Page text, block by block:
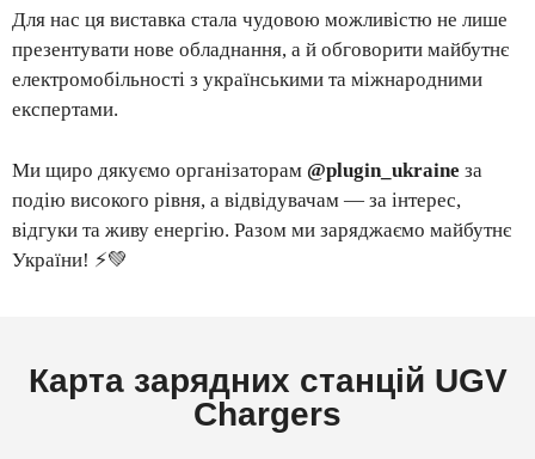
Для нас ця виставка стала чудовою можливістю не лише
презентувати нове обладнання, а й обговорити майбутнє
електромобільності з українськими та міжнародними
експертами.
Ми щиро дякуємо організаторам @plugin_ukraine за
подію високого рівня, а відвідувачам — за інтерес,
відгуки та живу енергію. Разом ми заряджаємо майбутнє
України! ⚡💚
Карта зарядних станцій UGV
Chargers